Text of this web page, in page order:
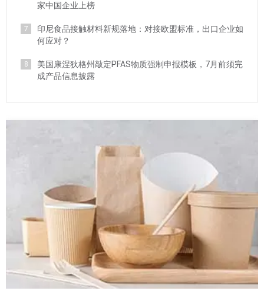
家中国企业上榜
7
印尼食品接触材料新规落地：对接欧盟标准，出口企业如
何应对？
8
美国康涅狄格州敲定PFAS物质强制申报模板，7月前须完
成产品信息披露